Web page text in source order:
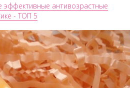
эффективные антивозрастные
- ТОП 5